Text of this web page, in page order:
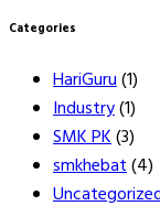
Categories
HariGuru(1)
Industry(1)
SMK PK(3)
smkhebat(4)